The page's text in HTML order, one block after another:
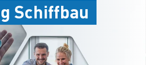
Schiffbau